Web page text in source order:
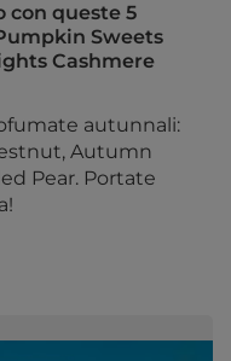
con queste 5
Sweets
Cashmere
autunnali:
Autumn
Pear. Portate